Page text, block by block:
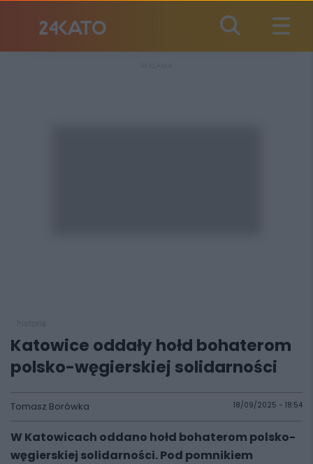
Katowice oddały hołd bohaterom
polsko-węgierskiej solidarności
Tomasz Borówka 18/09/2025 - 18:54
W Katowicach oddano hołd bohaterom polsko-
węgierskiej solidarności. Pod pomnikiem